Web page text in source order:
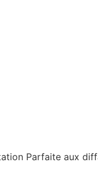
Parfaite aux